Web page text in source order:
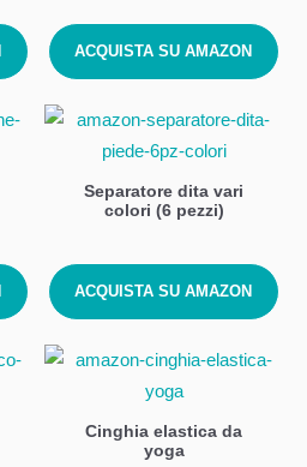
ACQUISTA SU AMAZON
Separatore dita vari
colori (6 pezzi)
ACQUISTA SU AMAZON
Cinghia elastica da
yoga